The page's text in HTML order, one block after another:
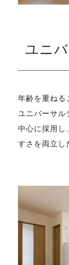
ユニ
年齢を重ねる
ユニバーサル
中心に採用し
すさを両立し